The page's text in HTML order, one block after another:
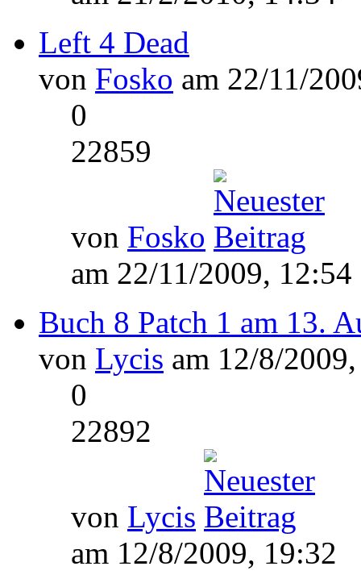
Left 4 Dead
von Fosko am 22/11/
0
22859
von Fosko
am 22/11/2009, 12:54
Buch 8 Patch 1 am 13.
von Lycis am 12/8/
0
22892
von Lycis
am 12/8/2009, 19:32